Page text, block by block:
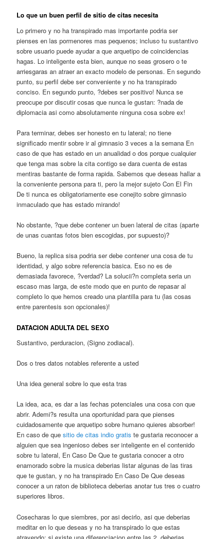
Lo que un buen perfil de sitio de citas necesita
Lo primero y no ha transpirado mas importante podri­a ser
pienses en las pormenores mas pequenos; incluso tu sustantivo
sobre usuario puede ayudar a que arquetipo de coincidencias
hagas. Lo inteligente esta bien, aunque no seas grosero o te
arriesgaras an atraer an exacto modelo de personas. En segundo
punto, su perfil debe ser conveniente y no ha transpirado
conciso. En segundo punto, ?debes ser positivo! Nunca se
preocupe por discutir cosas que nunca le gustan: ?nada de
diplomacia asi­ como absolutamente ninguna cosa sobre ex!
Para terminar, debes ser honesto en tu lateral; no tiene
significado mentir sobre ir al gimnasio 3 veces a la semana En
caso de que has estado en un anualidad o dos porque cualquier
que tenga mas sobre la cita contigo se dara cuenta de estas
mentiras bastante de forma rapida. Sabemos que deseas hallar a
la conveniente persona para ti, pero la mejor sujeto Con El Fin
De ti nunca es obligatoriamente ese conejito sobre gimnasio
inmaculado que has estado mirando!
No obstante, ?que debe contener un buen lateral de citas (aparte
de unas cuantas fotos bien escogidas, por supuesto)?
Bueno, la replica sisa podri­a ser debe contener una cosa de tu
identidad, y algo sobre referencia basica. Eso no es de
demasiada favorece, ?verdad? La solucii?n completa seri­a un
escaso mas larga, de este modo que en punto de repasar al
completo lo que hemos creado una plantilla para tu (las cosas
entre parentesis son opcionales)!
DATACION ADULTA DEL SEXO
Sustantivo, perduracion, (Signo zodiacal).
Dos o tres datos notables referente a usted
Una idea general sobre lo que esta tras
La idea, aca, es dar a las fechas potenciales una cosa con que
abrir. Ademi?s resulta una oportunidad para que pienses
cuidadosamente que arquetipo sobre humano quieres absorber!
En caso de quesitio de citas indio gratis te gustaria reconocer a
alguien que sea ingenioso debes ser inteligente en el contenido
sobre tu lateral, En Caso De Que te gustaria conocer a otro
enamorado sobre la musica deberias listar algunas de las tiras
que te gustan, y no ha transpirado En Caso De Que deseas
conocer a un raton de biblioteca deberias anotar tus tres o cuatro
superiores libros.
Cosecharas lo que siembres, por asi decirlo, asi que deberias
meditar en lo que deseas y no ha transpirado lo que estas
atrayendo; si existe una diferenciacion entre las 2, deberias